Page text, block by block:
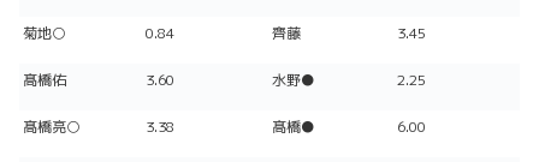
菊地○ 0.84 齊藤 3.45
髙橋佑 3.60 水野● 2.25
髙橋亮○ 3.38 髙橋● 6.00